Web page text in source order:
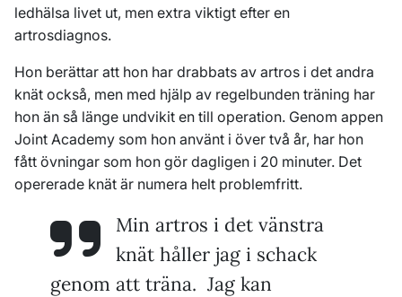
ledhälsa livet ut, men extra viktigt efter en
artrosdiagnos.
Hon berättar att hon har drabbats av artros i det andra
knät också, men med hjälp av regelbunden träning har
hon än så länge undvikit en till operation. Genom appen
Joint Academy som hon använt i över två år, har hon
fått övningar som hon gör dagligen i 20 minuter. Det
opererade knät är numera helt problemfritt.
Min artros i det vänstra
knät håller jag i schack
genom att träna. Jag kan